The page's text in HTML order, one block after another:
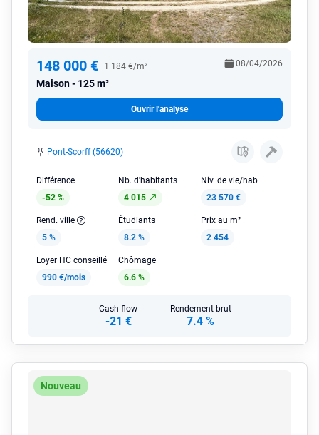
148 000 € 1 184 €/m²
Maison 125 m²
08/04/2026
Ouvrir l'analyse
Pont-Scorff (56620)
Différence
-52 %
Nb. d'habitants
4 015
Niv. de vie/hab
23 570 €
Rend. ville
5 %
Étudiants
8.2 %
Prix au m²
2 454
Loyer HC conseillé
990 €/mois
Chômage
6.6 %
Cash flow
-21 €
Rendement brut
7.4 %
Nouveau